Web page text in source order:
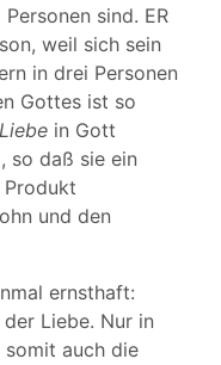
sind. ER
weil sich sein
in drei Personen
Gottes ist so
in Gott
so daß sie ein
Produkt
und den
ernsthaft:
Liebe. Nur in
somit auch die